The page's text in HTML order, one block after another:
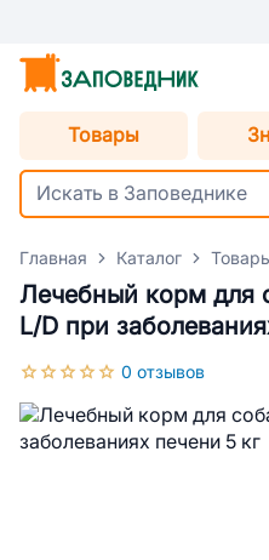
Товары
Главная Каталог
Лечебный корм для
L/D при
0 отзывов